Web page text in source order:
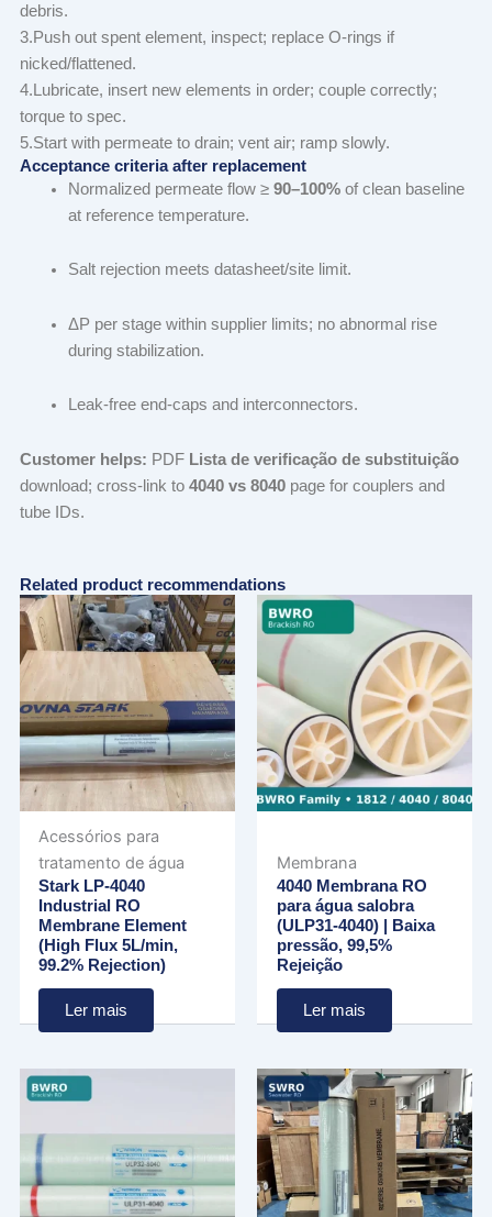
debris.
3.Push out spent element, inspect; replace O-rings if
nicked/flattened.
4.Lubricate, insert new elements in order; couple correctly;
torque to spec.
5.Start with permeate to drain; vent air; ramp slowly.
Acceptance criteria after replacement
Normalized permeate flow ≥ 90–100%of clean baseline
at reference temperature.
Salt rejection meets datasheet/site limit.
ΔP per stage within supplier limits; no abnormal rise
during stabilization.
Leak-free end-caps and interconnectors.
Customer helps: PDF Lista de verificação de substituição
download; cross-link to 4040 vs 8040page for couplers and
tube IDs.
Related product recommendations
Acessórios para
tratamento de água
Stark LP-4040
Industrial RO
Membrane Element
(High Flux 5L/min,
99.2% Rejection)
Ler mais
Membrana
4040 Membrana RO
para água salobra
(ULP31-4040) | Baixa
pressão, 99,5%
Rejeição
Ler mais